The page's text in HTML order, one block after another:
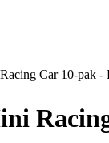
Car 10-pak